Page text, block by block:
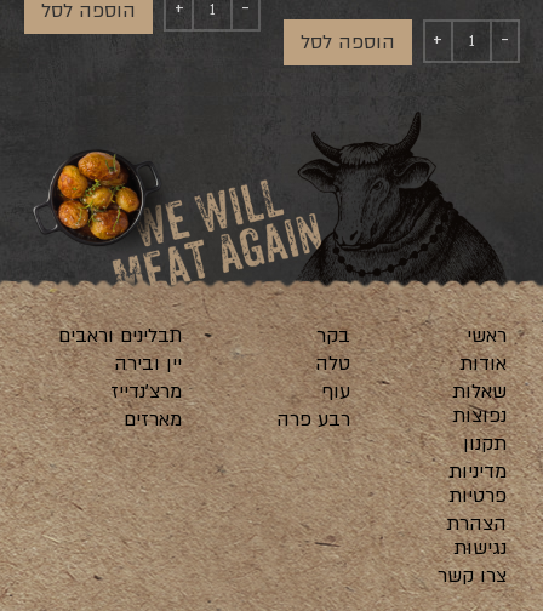
הוספה לסל
הוספה לסל
ראשי
אודות
שאלות
נפוצות
תקנון
מדיניות
פרטיות
הצהרת
נגישות
צרו קשר
בקר
טלה
עוף
רבע פרה
תבלינים וראבים
יין ובירה
מרצ’נדייז
מארזים